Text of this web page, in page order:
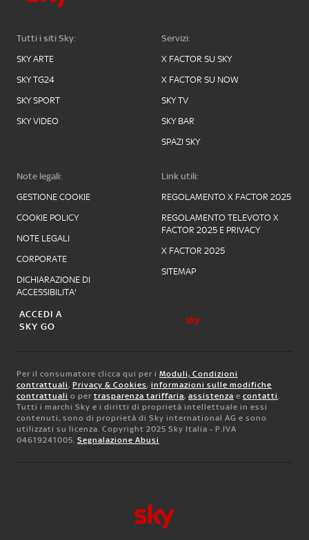
Tutti i siti Sky:
SKY ARTE
SKY TG24
SKY SPORT
SKY VIDEO
Servizi:
X FACTOR SU SKY
X FACTOR SU NOW
SKY TV
SKY BAR
SPAZI SKY
Note legali:
GESTIONE COOKIE
COOKIE POLICY
NOTE LEGALI
CORPORATE
DICHIARAZIONE DI
ACCESSIBILITA'
Link utili:
REGOLAMENTO X FACTOR 2025
REGOLAMENTO TELEVOTO X
FACTOR 2025 E PRIVACY
X FACTOR 2025
SITEMAP
ACCEDI A
SKY GO
Per il consumatore clicca qui per i Moduli, Condizioni
contrattuali, Privacy & Cookies, informazioni sulle modifiche
contrattuali o per trasparenza tariffaria, assistenza e contatti.
Tutti i marchi Sky e i diritti di proprietà intellettuale in essi
contenuti, sono di proprietà di Sky international AG e sono
utilizzati su licenza. Copyright 2025 Sky Italia - P.IVA
04619241005. Segnalazione Abusi